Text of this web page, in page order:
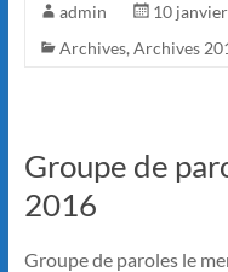
admin
10
Archives, Archives
Groupe de
2016
Groupe de paroles le